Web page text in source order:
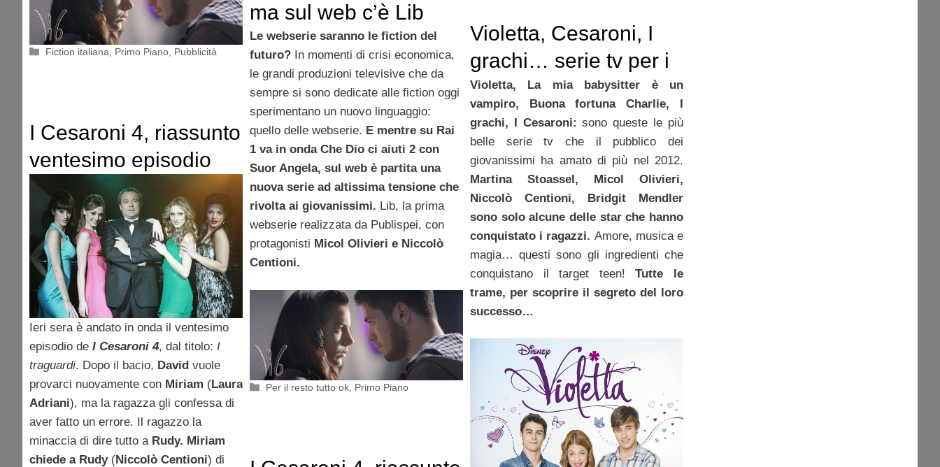
Categorie
Fiction italiana Primo Piano Pubblicità
ma sul web c’è Lib
Le webserie saranno le fiction del
futuro?In momenti di crisi economica,
le grandi produzioni televisive che da
sempre si sono dedicate alle fiction oggi
sperimentano un nuovo linguaggio:
quello delle webserie. E mentre su Rai
1 va in onda Che Dio ci aiuti 2 con
Suor Angela, sul web è partita una
nuova serie ad altissima tensione che
rivolta ai giovanissimi. Lib, la prima
webserie realizzata da Publispei, con
protagonisti Micol Olivieri e Niccolò
Centioni.
Categorie
Per il resto tutto ok Primo Piano
Violetta, Cesaroni, I
grachi… serie tv per i
ragazzi
Violetta, La mia babysitter è un
vampiro, Buona fortuna Charlie, I
grachi, I Cesaroni: sono queste le più
belle serie tv che il pubblico dei
giovanissimi ha amato di più nel 2012.
Martina Stoassel, Micol Olivieri,
Niccolò Centioni, Bridgit Mendler
sono solo alcune delle star che hanno
conquistato i ragazzi. Amore, musica e
magia… questi sono gli ingredienti che
conquistano il target teen! Tutte le
trame, per scoprire il segreto del loro
successo…
I Cesaroni 4, riassunto
ventesimo episodio
Ieri sera è andato in onda il ventesimo
episodio de I Cesaroni 4, dal titolo: I
traguardi. Dopo il bacio, David vuole
provarci nuovamente con Miriam (Laura
Adriani), ma la ragazza gli confessa di
aver fatto un errore. Il ragazzo la
minaccia di dire tutto a Rudy. Miriam
chiede a Rudy(Niccolò Centioni) di